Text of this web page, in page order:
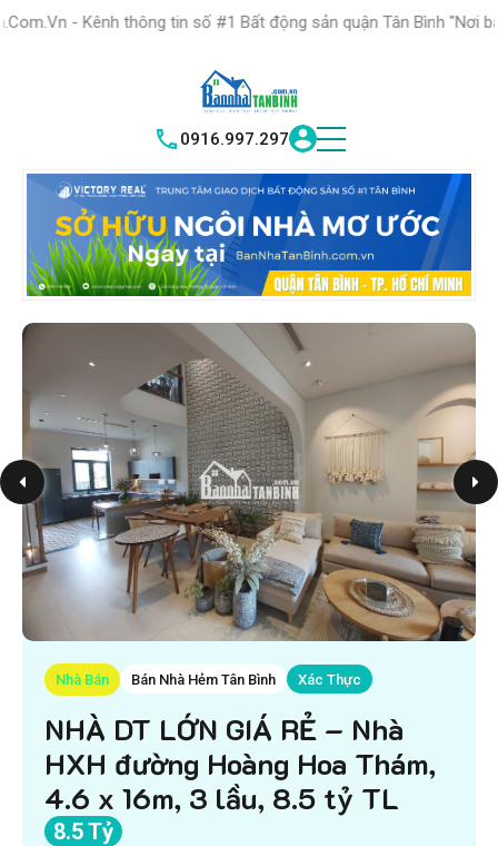
thông tin số #1 Bất động sản quận Tân Bình "Nơi bạn tìm kiếm
0916.997.297
Nhà Bán Bán Nhà Hẻm Tân Bình Xác Thực
NHÀ DT LỚN GIÁ RẺ – Nhà
HXH đường Hoàng Hoa Thám,
4.6 x 16m, 3 lầu, 8.5 tỷ TL
8.5 Tỷ
HỆ THỐNG TRUNG
TÂM GIAO DỊCH BĐS TỐT NHẤT QUẬN
TÂN BÌNH VICTORY REAL TÌM HIỂU NGAY|